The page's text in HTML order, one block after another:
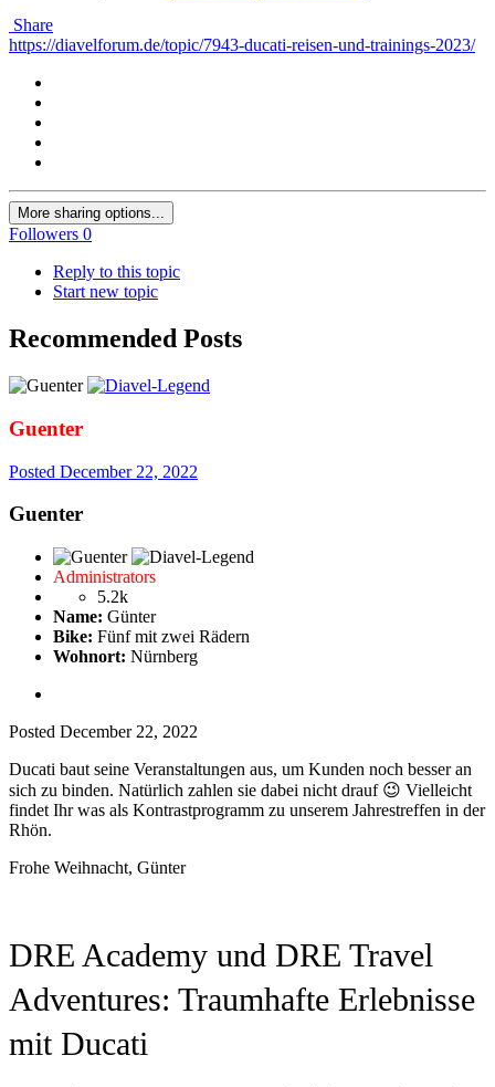
Share
https://diavelforum.de/topic/7943-ducati-reisen-und-trainings-2023/
More sharing options...
Followers 0
Reply to this topic
Start new topic
Recommended Posts
Guenter
Posted December 22, 2022
Guenter
Administrators
5.2k
Name: Günter
Bike: Fünf mit zwei Rädern
Wohnort: Nürnberg
Posted December 22, 2022
Ducati baut seine Veranstaltungen aus, um Kunden noch besser an
sich zu binden. Natürlich zahlen sie dabei nicht drauf 😉 Vielleicht
findet Ihr was als Kontrastprogramm zu unserem Jahrestreffen in der
Rhön.
Frohe Weihnacht, Günter
DRE Academy und DRE Travel
Adventures: Traumhafte Erlebnisse
mit Ducati